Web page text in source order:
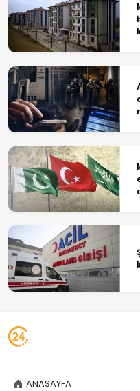
ANASAYFA